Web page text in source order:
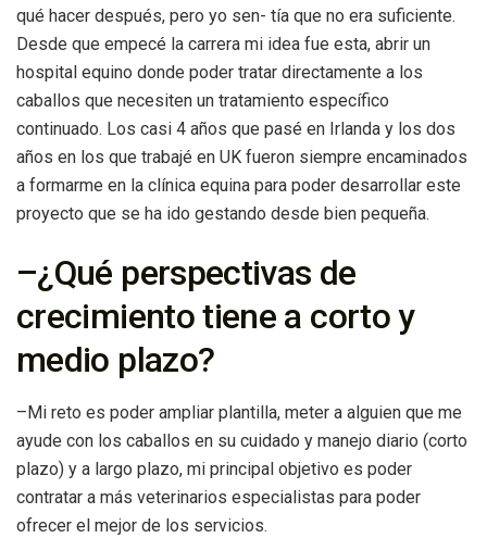
qué hacer después, pero yo sen- tía que no era suficiente.
Desde que empecé la carrera mi idea fue esta, abrir un
hospital equino donde poder tratar directamente a los
caballos que necesiten un tratamiento específico
continuado. Los casi 4 años que pasé en Irlanda y los dos
años en los que trabajé en UK fueron siempre encaminados
a formarme en la clínica equina para poder desarrollar este
proyecto que se ha ido gestando desde bien pequeña.
–¿Qué perspectivas de
crecimiento tiene a corto y
medio plazo?
–Mi reto es poder ampliar plantilla, meter a alguien que me
ayude con los caballos en su cuidado y manejo diario (corto
plazo) y a largo plazo, mi principal objetivo es poder
contratar a más veterinarios especialistas para poder
ofrecer el mejor de los servicios.